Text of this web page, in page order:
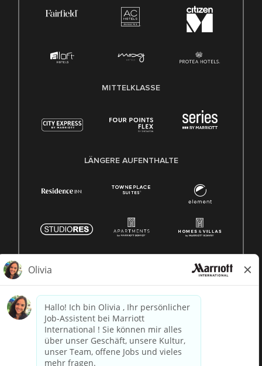
MITTELKLASSE
LÄNGERE AUFENTHALTE